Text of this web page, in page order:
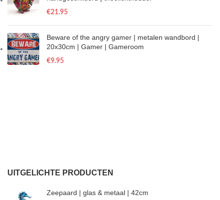
€21.95
Beware of the angry gamer | metalen wandbord |
20x30cm | Gamer | Gameroom
€9.95
UITGELICHTE PRODUCTEN
Zeepaard | glas & metaal | 42cm